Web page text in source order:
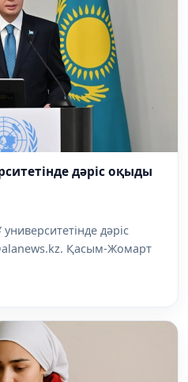
дәріс оқыды
дәріс
Қасым-Жомарт